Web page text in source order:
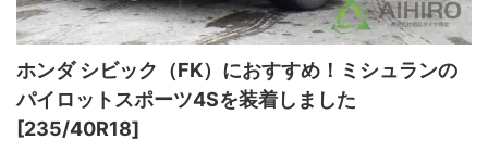
ホンダ シビック（FK）におすすめ！ミシュランの
パイロットスポーツ4Sを装着しました
[235/40R18]